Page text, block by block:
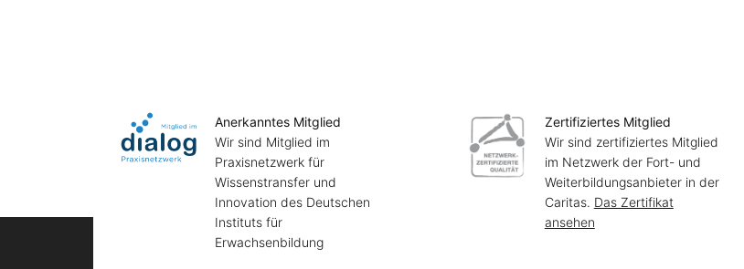
Anerkanntes Mitglied
Wir sind Mitglied im
Praxisnetzwerk für
Wissenstransfer und
Innovation des Deutschen
Instituts für
Erwachsenbildung
Zertifiziertes Mitglied
Wir sind zertifiziertes Mitglied
im Netzwerk der Fort- und
Weiterbildungsanbieter in der
Caritas. Das Zertifikat
ansehen